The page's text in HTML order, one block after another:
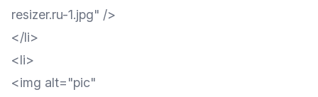
resizer.ru-1.jpg" />
</li>
<li>
<img alt="pic"